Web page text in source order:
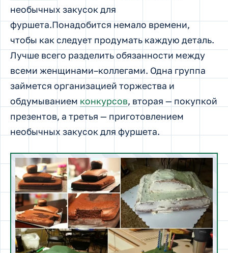
необычных закусок для
фуршета.Понадобится немало времени,
чтобы как следует продумать каждую деталь.
Лучше всего разделить обязанности между
всеми женщинами–коллегами. Одна группа
займется организацией торжества и
обдумыванием конкурсов, вторая — покупкой
презентов, а третья — приготовлением
необычных закусок для фуршета.